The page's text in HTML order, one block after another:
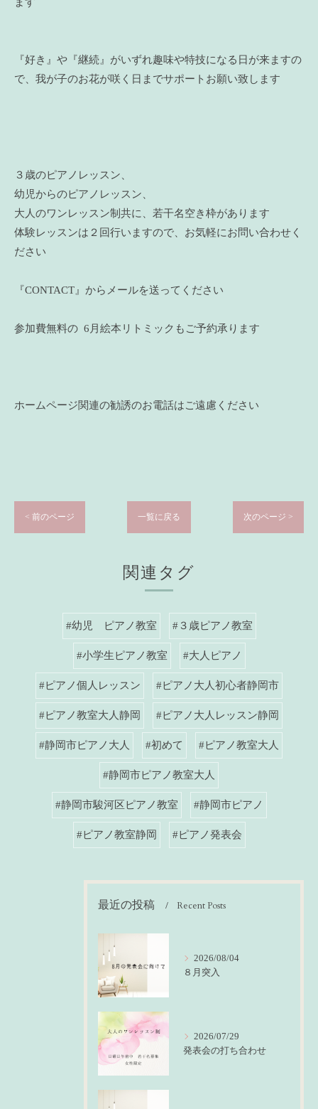
ます
『好き』や『継続』がいずれ趣味や特技になる日が来ますの
で、我が子のお花が咲く日までサポートお願い致します
３歳のピアノレッスン、
幼児からのピアノレッスン、
大人のワンレッスン制共に、若干名空き枠があります
体験レッスンは２回行いますので、お気軽にお問い合わせく
ださい
『CONTACT』からメールを送ってください
参加費無料の 6月絵本リトミックもご予約承ります
ホームページ関連の勧誘のお電話はご遠慮ください
< 前のページ 一覧に戻る 次のページ >
関連タグ
#幼児 ピアノ教室 #３歳ピアノ教室
#小学生ピアノ教室 #大人ピアノ
#ピアノ個人レッスン #ピアノ大人初心者静岡市
#ピアノ教室大人静岡 #ピアノ大人レッスン静岡
#静岡市ピアノ大人 #初めて #ピアノ教室大人
#静岡市ピアノ教室大人
#静岡市駿河区ピアノ教室 #静岡市ピアノ
#ピアノ教室静岡 #ピアノ発表会
最近の投稿 Recent Posts
2026/08/04
８月突入
2026/07/29
発表会の打ち合わせ